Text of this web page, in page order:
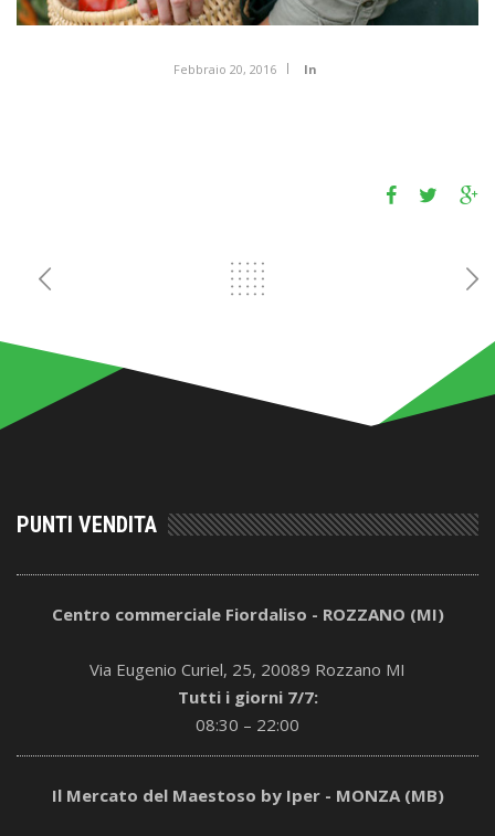
Febbraio 20, 2016 In
PUNTI VENDITA
Centro commerciale Fiordaliso - ROZZANO (MI)
Via Eugenio Curiel, 25, 20089 Rozzano MI
Tutti i giorni 7/7:
08:30 – 22:00
Il Mercato del Maestoso by Iper - MONZA (MB)